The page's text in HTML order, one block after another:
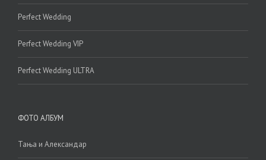
Perfect Wedding
Perfect Wedding VIP
Perfect Wedding ULTRA
ФОТО АЛБУМ
Тања и Александар